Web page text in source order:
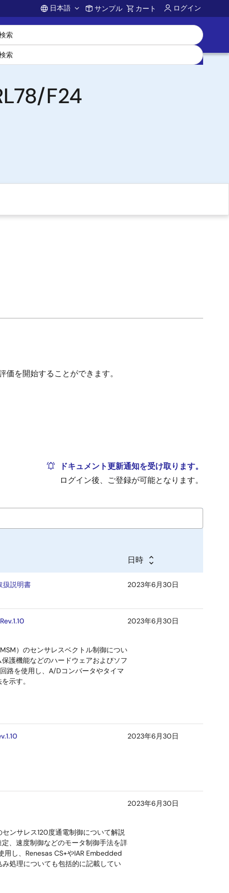
Account
日本語 サンプル カート ログイン
F24
を開始することができます。
ドキュメント更新通知を受け取ります。
ログイン後、ご登録が可能となります。
日時
説明書
2023年6月30日
）のセンサレスベクトル制御につい
護機能などのハードウェアおよびソフ
路を使用し、A/Dコンバータやタイマ
示す。
2023年6月30日
2023年6月30日
ンサレス120度通電制御について解説
、速度制御などのモータ制御手法を詳
し、Renesas CS+やIAR Embedded
処理についても包括的に記載してい
2023年6月30日